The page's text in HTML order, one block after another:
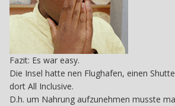
Fazit: Es war easy.
Die Insel hatte nen Flughafen, einen
dort All Inclusive.
D.h. um Nahrung aufzunehmen musste